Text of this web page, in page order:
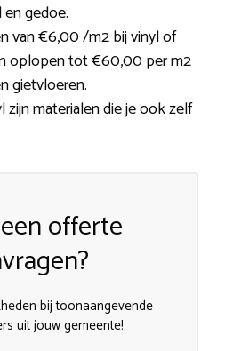
gedoe.
van €6,00 /m2 bij vinyl of
oplopen tot €60,00 per m2
gietvloeren.
zijn materialen die je ook zelf
offerte
bij toonaangevende
uit jouw gemeente!